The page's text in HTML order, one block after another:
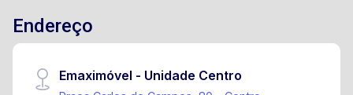
Endereço
Emaximóvel - Unidade Centro